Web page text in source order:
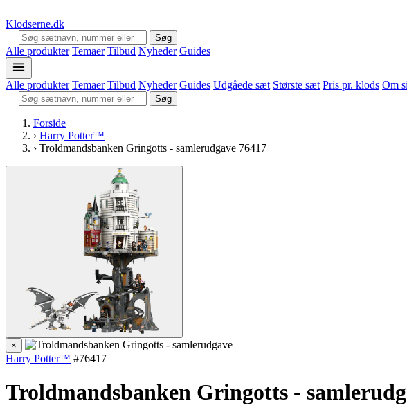
Klodserne.dk
Søg
Alle produkter Temaer Tilbud Nyheder Guides
Alle produkter Temaer Tilbud Nyheder Guides Udgåede sæt Største sæt Pris pr. klods Om
Søg
Forside
› Harry Potter™
› Troldmandsbanken Gringotts - samlerudgave 76417
×
Harry Potter™ #76417
Troldmandsbanken Gringotts -